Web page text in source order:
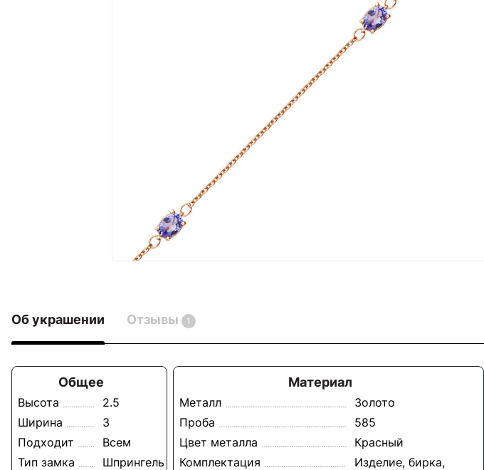
Об украшении Отзывы 1
Общее
Высота
2.5
Ширина
3
Подходит
Всем
Тип замка
Шпрингель
Материал
Металл
Золото
Проба
585
Цвет металла
Красный
Комплектация
Изделие, бирка,